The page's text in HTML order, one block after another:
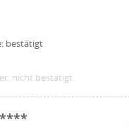
bestätigt
nicht bestätigt